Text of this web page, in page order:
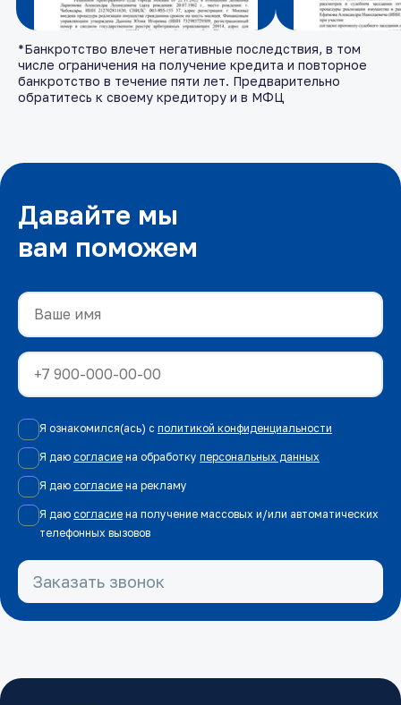
*Банкротство влечет негативные последствия, в том
числе ограничения на получение кредита и повторное
банкротство в течение пяти лет. Предварительно
обратитесь к своему кредитору и в МФЦ
Давайте мы
вам поможем
Я ознакомился(ась) с политикой конфиденциальности
Я даю согласие на обработку персональных данных
Я даю согласие на рекламу
Я даю согласие на получение массовых и/или автоматических
телефонных вызовов
Заказать звонок